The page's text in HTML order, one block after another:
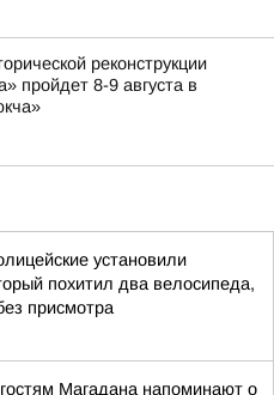
реконструкции
пройдет 8-9 августа в
установили
похитил два велосипеда,
присмотра
Магадана напоминают о